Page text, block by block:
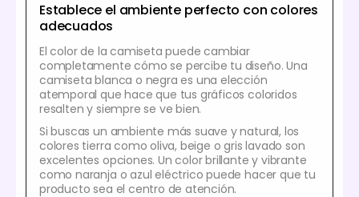
Establece el ambiente perfecto con colores
adecuados
El color de la camiseta puede cambiar
completamente cómo se percibe tu diseño. Una
camiseta blanca o negra es una elección
atemporal que hace que tus gráficos coloridos
resalten y siempre se ve bien.
Si buscas un ambiente más suave y natural, los
colores tierra como oliva, beige o gris lavado son
excelentes opciones. Un color brillante y vibrante
como naranja o azul eléctrico puede hacer que tu
producto sea el centro de atención.